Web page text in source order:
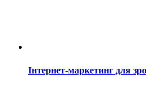
Інтернет-маркетинг для